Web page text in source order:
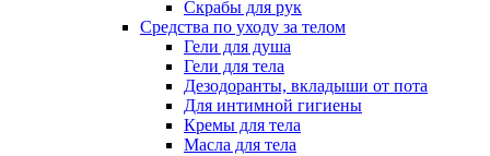
Скрабы для рук
Средства по уходу за телом
Гели для душа
Гели для тела
Дезодоранты, вкладыши от пота
Для интимной гигиены
Кремы для тела
Масла для тела